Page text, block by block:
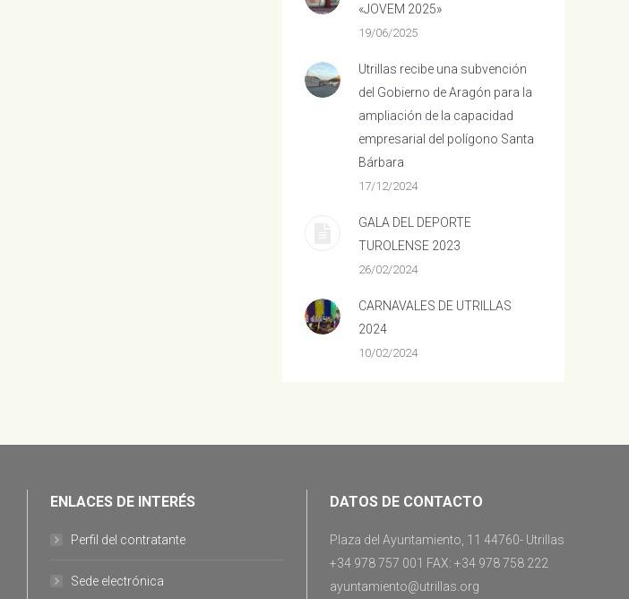
«JOVEM 2025»
19/06/2025
Utrillas recibe una subvención
del Gobierno de Aragón para la
ampliación de la capacidad
empresarial del polígono Santa
Bárbara
17/12/2024
GALA DEL DEPORTE
TUROLENSE 2023
26/02/2024
CARNAVALES DE UTRILLAS
2024
10/02/2024
ENLACES DE INTERÉS
Perfil del contratante
Sede electrónica
DATOS DE CONTACTO
Plaza del Ayuntamiento, 11 44760- Utrillas
+34 978 757 001 FAX: +34 978 758 222
ayuntamiento@utrillas.org